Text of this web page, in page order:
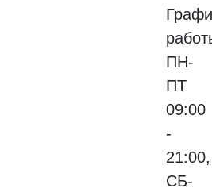
ПН-
ПТ
09:00
-
21:00,
СБ-